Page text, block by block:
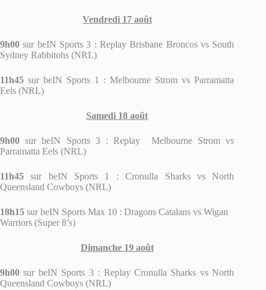
Vendredi 17 août
9h00sur beIN Sports 3 : Replay Brisbane Broncos vs South
Sydney Rabbitohs (NRL)
11h45sur beIN Sports 1 : Melbourne Strom vs Parramatta
Eels (NRL)
Samedi 18 août
9h00sur beIN Sports 3 : Replay Melbourne Strom vs
Parramatta Eels (NRL)
11h45sur beIN Sports 1 : Cronulla Sharks vs North
Queensland Cowboys (NRL)
18h15 sur beIN Sports Max 10 : Dragons Catalans vs Wigan
Warriors (Super 8’s)
Dimanche 19 août
9h00sur beIN Sports 3 : Replay Cronulla Sharks vs North
Queensland Cowboys (NRL)